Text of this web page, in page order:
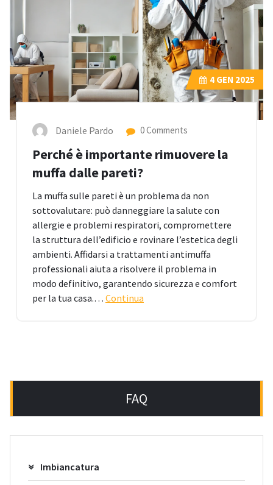
4 GEN 2025
Daniele Pardo 0 Comments
Perché è importante rimuovere la
muffa dalle pareti?
La muffa sulle pareti è un problema da non
sottovalutare: può danneggiare la salute con
allergie e problemi respiratori, compromettere
la struttura dell’edificio e rovinare l’estetica degli
ambienti. Affidarsi a trattamenti antimuffa
professionali aiuta a risolvere il problema in
modo definitivo, garantendo sicurezza e comfort
per la tua casa.… Continua
FAQ
Imbiancatura